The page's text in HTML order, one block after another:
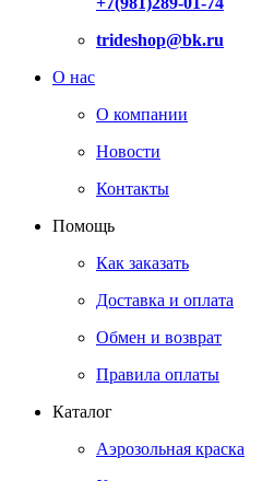
trideshop@bk.ru
О нас
О компании
Новости
Контакты
Помощь
Как заказать
Доставка и оплата
Обмен и возврат
Правила оплаты
Каталог
Аэрозольная краска